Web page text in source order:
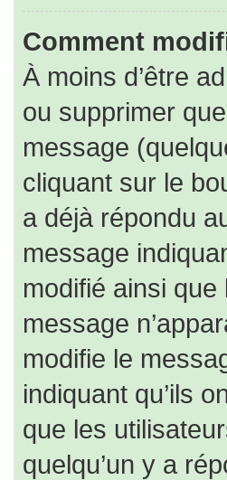
Comment
À moins d’être
ou supprimer
message
cliquant sur le
a déjà répondu
message
modifié ainsi que
message
modifie le
indiquant qu’ils
que les
quelqu’un y a